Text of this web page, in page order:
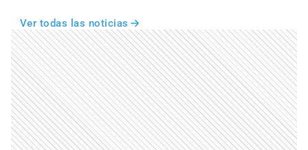
Ver todas las noticias